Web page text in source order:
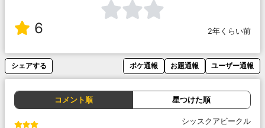
6 2年くらい前
シェアする ボケ通報 お題通報 ユーザー通報
コメント順 星つけた順
シッスクアビークル